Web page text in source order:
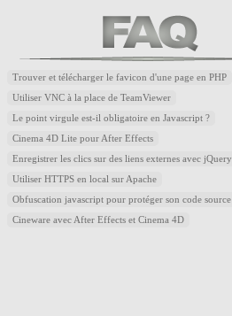
Trouver et télécharger le favicon d'une page en PHP
Utiliser VNC à la place de TeamViewer
Le point virgule est-il obligatoire en Javascript ?
Cinema 4D Lite pour After Effects
Enregistrer les clics sur des liens externes avec jQuery
Utiliser HTTPS en local sur Apache
Obfuscation javascript pour protéger son code source
Cineware avec After Effects et Cinema 4D